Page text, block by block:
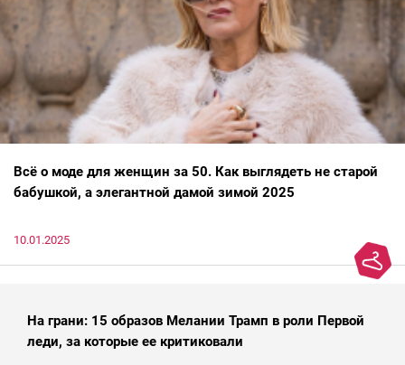
Всё о моде для женщин за 50. Как выглядеть не старой
бабушкой, а элегантной дамой зимой 2025
10.01.2025
На грани: 15 образов Мелании Трамп в роли Первой
леди, за которые ее критиковали